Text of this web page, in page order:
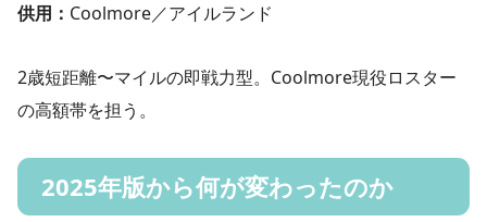
供用： Coolmore／アイルランド
2歳短距離〜マイルの即戦力型。Coolmore現役ロスター
の高額帯を担う。
2025年版から何が変わったのか